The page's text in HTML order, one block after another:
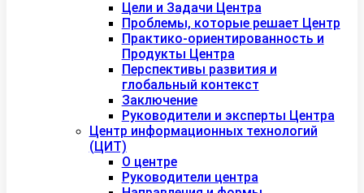
Цели и Задачи Центра
Проблемы, которые решает Центр
Практико-ориентированность и
Продукты Центра
Перспективы развития и
глобальный контекст
Заключение
Руководители и эксперты Центра
Центр информационных технологий
(ЦИТ)
О центре
Руководители центра